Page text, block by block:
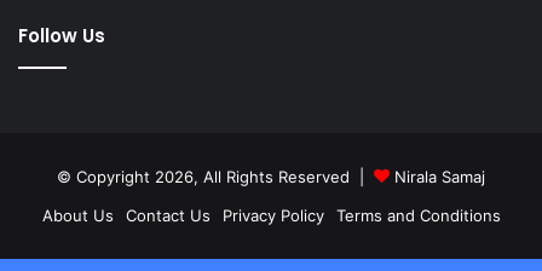
Follow Us
© Copyright 2026, All Rights Reserved |
Nirala Samaj
About Us
Contact Us Privacy Policy Terms and Conditions